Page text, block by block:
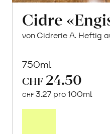
Cidre
von Cidrerie A. Heftig
750ml
CHF 24.50
CHF 3.27 pro 100ml